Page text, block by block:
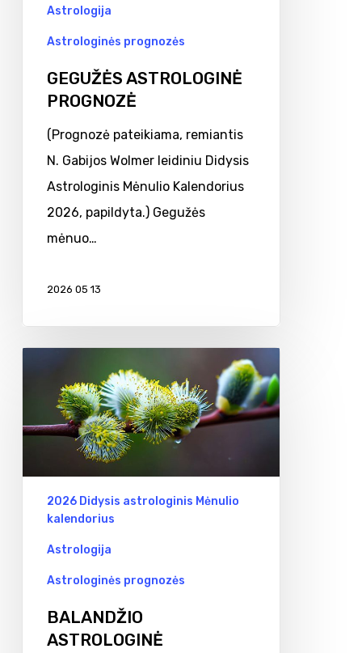
Astrologija
Astrologinės prognozės
GEGUŽĖS ASTROLOGINĖ
PROGNOZĖ
(Prognozė pateikiama, remiantis
N. Gabijos Wolmer leidiniu Didysis
Astrologinis Mėnulio Kalendorius
2026, papildyta.) Gegužės
mėnuo…
2026 05 13
ASTROLOGINĖ
CHARAKTERISTIKA
2026 Didysis astrologinis Mėnulio
kalendorius
Astrologija
Astrologinės prognozės
BALANDŽIO
ASTROLOGINĖ